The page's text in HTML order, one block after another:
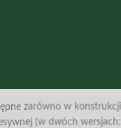
zarówno w konstrukcji
(w dwóch wersjach: